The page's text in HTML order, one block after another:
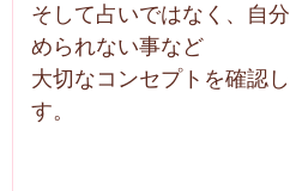
そして占いではなく、自
められない事など
大切なコンセプトを確認
す。